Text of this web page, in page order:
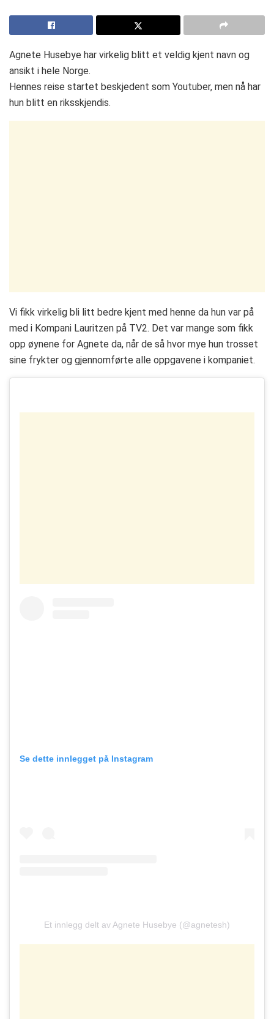
Agnete Husebye har virkelig blitt et veldig kjent navn og
ansikt i hele Norge.
Hennes reise startet beskjedent som Youtuber, men nå har
hun blitt en riksskjendis.
Vi fikk virkelig bli litt bedre kjent med henne da hun var på
med i Kompani Lauritzen på TV2. Det var mange som fikk
opp øynene for Agnete da, når de så hvor mye hun trosset
sine frykter og gjennomførte alle oppgavene i kompaniet.
Se dette innlegget på Instagram
Et innlegg delt av Agnete Husebye (@agnetesh)